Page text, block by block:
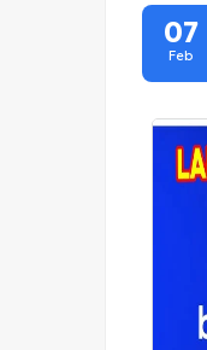
07
Feb